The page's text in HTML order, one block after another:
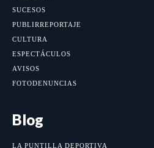
SUCESOS
PUBLIRREPORTAJE
CULTURA
ESPECTÁCULOS
AVISOS
FOTODENUNCIAS
Blog
LA PUNTILLA DEPORTIVA